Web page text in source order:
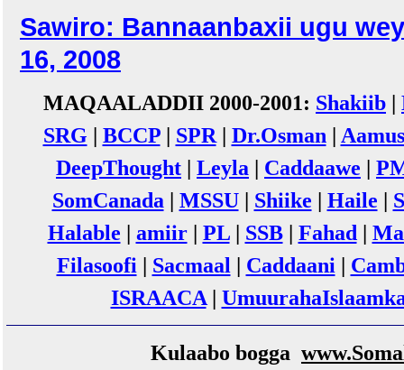
Sawiro: Bannaanbaxii ugu
16, 2008
MAQAALADDII 2000-2001: Shakiib |
SRG | BCCP| SPR | Dr.Osman |
DeepThought | Leyla | Caddaawe |
SomCanada | MSSU| Shiike | Haile |
Halable | amiir| PL| SSB| Fahad |
Filasoofi | Sacmaal | Caddaani |
ISRAACA|
Kulaabo bogga